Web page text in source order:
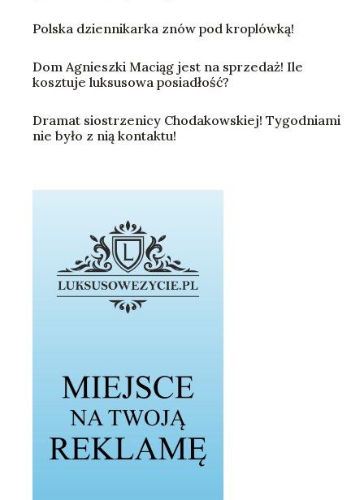
Polska dziennikarka znów pod kroplówką!
Dom Agnieszki Maciąg jest na sprzedaż! Ile
kosztuje luksusowa posiadłość?
Dramat siostrzenicy Chodakowskiej! Tygodniami
nie było z nią kontaktu!